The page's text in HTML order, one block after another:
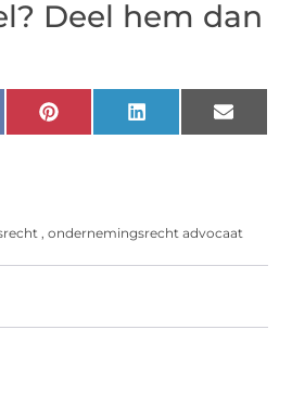
Deel hem dan
Pinterest LinkedIn Email
,ondernemingsrecht advocaat